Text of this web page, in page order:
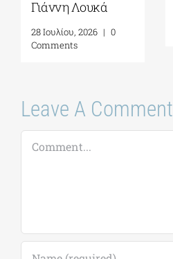
24 Ιουλίου, 2026 | 0
Comments
Leave A Comment
Comment